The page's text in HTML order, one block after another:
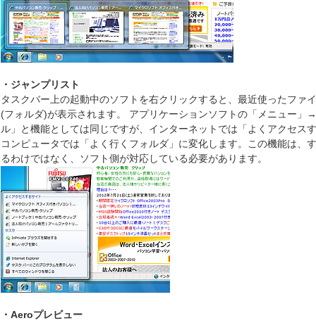
・ジャンプリスト
タスクバー上の起動中のソフトを右クリックすると、最近使ったファ
(フォルダ)が表示されます。 アプリケーションソフトの「メニュー」
ル」と機能としては同じですが、インターネットでは「よくアクセス
コンピュータでは「よく行くフォルダ」に変化します。この機能は、
るわけではなく、ソフト側が対応している必要があります。
・Aeroプレビュー